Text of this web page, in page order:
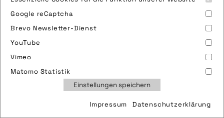
Google reCaptcha
Brevo Newsletter-Dienst
YouTube
Vimeo
Matomo Statistik
Einstellungen speichern
Impressum Datenschutzerklärung